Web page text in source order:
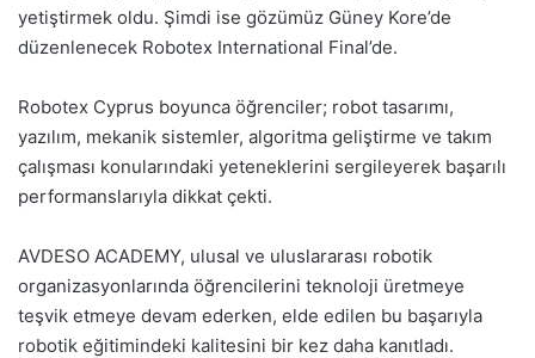
yetiştirmek oldu. Şimdi ise gözümüz Güney Kore’de
düzenlenecek Robotex International Final’de.
Robotex Cyprus boyunca öğrenciler; robot tasarımı,
yazılım, mekanik sistemler, algoritma geliştirme ve takım
çalışması konularındaki yeteneklerini sergileyerek başarılı
performanslarıyla dikkat çekti.
AVDESO ACADEMY, ulusal ve uluslararası robotik
organizasyonlarında öğrencilerini teknoloji üretmeye
teşvik etmeye devam ederken, elde edilen bu başarıyla
robotik eğitimindeki kalitesini bir kez daha kanıtladı.